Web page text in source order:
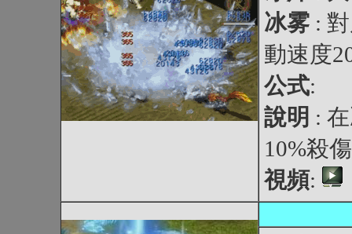
冰雾 :
動速度
公式:
說明 :
10%殺
視頻: